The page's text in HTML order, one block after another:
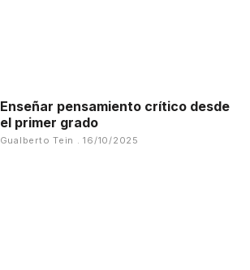
Enseñar pensamiento crítico desde
el primer grado
Gualberto Tein 16/10/2025